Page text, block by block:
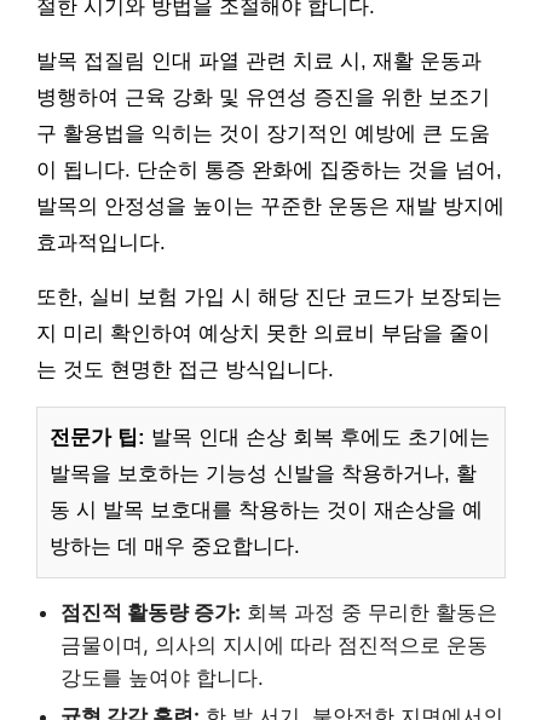
절한 시기와 방법을 조절해야 합니다.
발목 접질림 인대 파열 관련 치료 시, 재활 운동과
병행하여 근육 강화 및 유연성 증진을 위한 보조기
구 활용법을 익히는 것이 장기적인 예방에 큰 도움
이 됩니다. 단순히 통증 완화에 집중하는 것을 넘어,
발목의 안정성을 높이는 꾸준한 운동은 재발 방지에
효과적입니다.
또한, 실비 보험 가입 시 해당 진단 코드가 보장되는
지 미리 확인하여 예상치 못한 의료비 부담을 줄이
는 것도 현명한 접근 방식입니다.
전문가 팁: 발목 인대 손상 회복 후에도 초기에는
발목을 보호하는 기능성 신발을 착용하거나, 활
동 시 발목 보호대를 착용하는 것이 재손상을 예
방하는 데 매우 중요합니다.
점진적 활동량 증가: 회복 과정 중 무리한 활동은
금물이며, 의사의 지시에 따라 점진적으로 운동
강도를 높여야 합니다.